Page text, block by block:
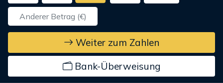
Weiter zum Zahlen
Bank-Überweisung